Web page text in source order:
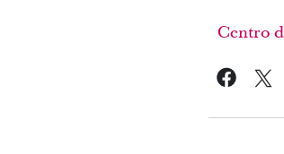
Centro